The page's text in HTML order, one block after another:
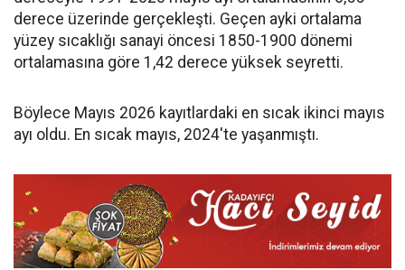
derece üzerinde gerçekleşti. Geçen ayki ortalama
yüzey sıcaklığı sanayi öncesi 1850-1900 dönemi
ortalamasına göre 1,42 derece yüksek seyretti.
Böylece Mayıs 2026 kayıtlardaki en sıcak ikinci mayıs
ayı oldu. En sıcak mayıs, 2024'te yaşanmıştı.